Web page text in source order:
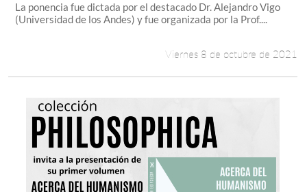
La ponencia fue dictada por el destacado Dr. Alejandro Vigo
(Universidad de los Andes) y fue organizada por la Prof....
Viernes 8 de octubre de 2021